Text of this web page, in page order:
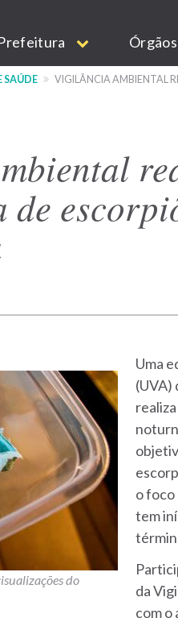
Órgãos
SAÚDE VIGILÂNCIA AMBIENTAL
do
Uma
(UVA)
o foco
tem
da
com o